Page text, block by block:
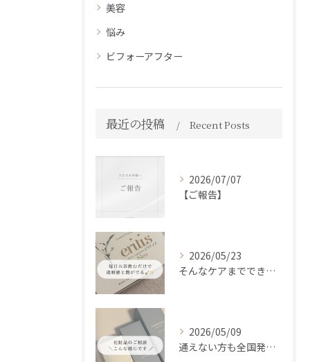
美容
悩み
ビフォーアフター
最近の投稿 Recent Posts
2026/07/07
【ご報告】
2026/05/23
そんなケアまでできるの！？
2026/05/09
通えない方も全国発送中📦✨